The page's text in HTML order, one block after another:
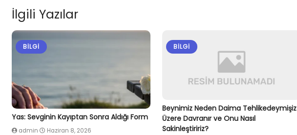
İlgili Yazılar
BILGI
Yas: Sevginin Kayıptan Sonra Aldığı Form
admin Haziran 8, 2026
BILGI
Beynimiz Neden Daima Tehlikedeymişiz
Üzere Davranır ve Onu Nasıl
Sakinleştiririz?